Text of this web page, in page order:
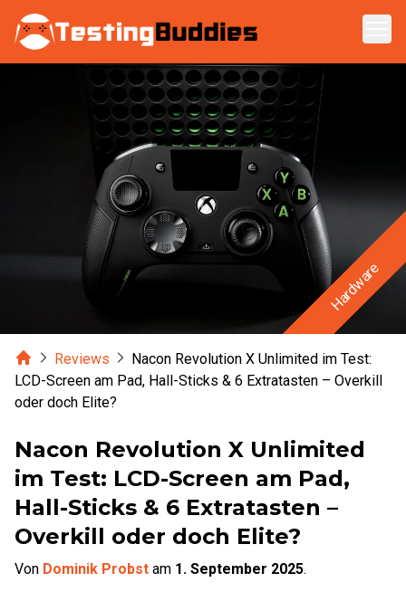
Zum Hauptinhalt springen
Hardware
HomeReviews
Nacon Revolution X Unlimited im Test:
LCD-Screen am Pad, Hall-Sticks & 6 Extratasten – Overkill
oder doch Elite?
Nacon Revolution X Unlimited
im Test: LCD-Screen am Pad,
Hall-Sticks & 6 Extratasten –
Overkill oder doch Elite?
Von Dominik Probst am 1. September 2025.